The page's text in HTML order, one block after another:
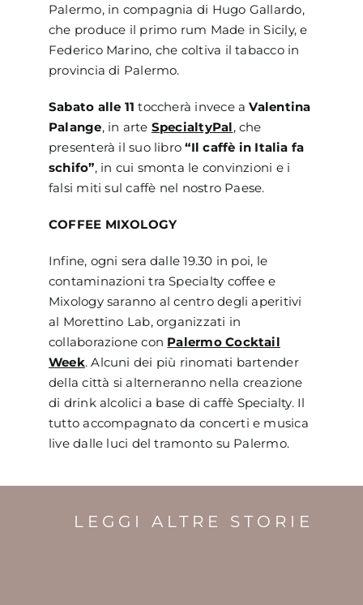
Palermo, in compagnia di Hugo Gallardo,
che produce il primo rum Made in Sicily, e
Federico Marino, che coltiva il tabacco in
provincia di Palermo.
Sabato alle 11toccherà invece aValentina
Palange, in arte SpecialtyPal, che
presenterà il suo libro“Il caffè in Italia fa
schifo”, in cui smonta le convinzioni e i
falsi miti sul caffè nel nostro Paese.
COFFEE MIXOLOGY
Infine, ogni sera dalle 19.30 in poi, le
contaminazioni tra Specialty coffee e
Mixology saranno al centro degli aperitivi
al Morettino Lab, organizzati in
collaborazione con Palermo Cocktail
Week. Alcuni dei più rinomati bartender
della città si alterneranno nella creazione
di drink alcolici a base di caffè Specialty. Il
tutto accompagnato da concerti e musica
live dalle luci del tramonto su Palermo.
LEGGI ALTRE STORIE